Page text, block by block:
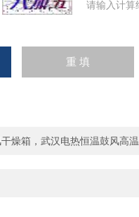
请输入计算
燥箱，武汉电热恒温鼓风高